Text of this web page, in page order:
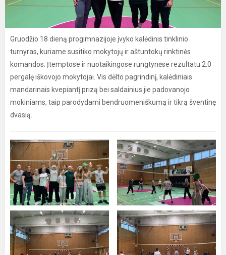
Gruodžio 18 dieną progimnazijoje įvyko kalėdinis tinklinio
turnyras, kuriame susitiko mokytojų ir aštuntokų rinktinės
komandos. Įtemptose ir nuotaikingose rungtynėse rezultatu 2:0
pergalę iškovojo mokytojai. Vis dėlto pagrindinį, kalėdiniais
mandarinais kvepiantį prizą bei saldainius jie padovanojo
mokiniams, taip parodydami bendruomeniškumą ir tikrą šventinę
dvasią.